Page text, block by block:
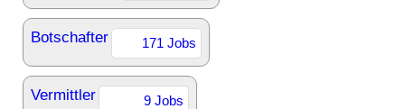
Botschafter 171 Jobs
Vermittler 9 Jobs